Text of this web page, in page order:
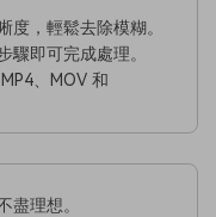
度，輕鬆去除模糊。
驟即可完成處理。
、MOV 和
盡理想。